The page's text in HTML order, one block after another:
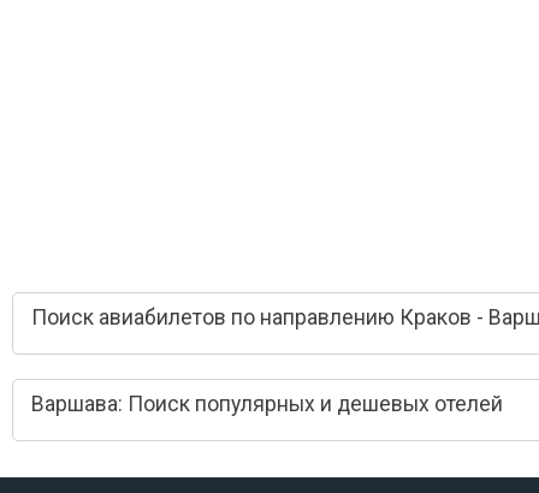
Поиск авиабилетов по направлению Краков -
Варшава: Поиск популярных и дешевых отелей